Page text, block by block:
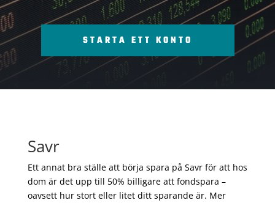
STARTA ETT KONTO
Savr
Ett annat bra ställe att börja spara på Savr för att hos
dom är det upp till 50% billigare att fondspara –
oavsett hur stort eller litet ditt sparande är. Mer